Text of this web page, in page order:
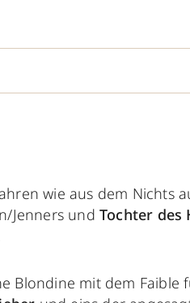
wie aus dem Nichts
Jenners undTochter des
Blondine mit dem Faible